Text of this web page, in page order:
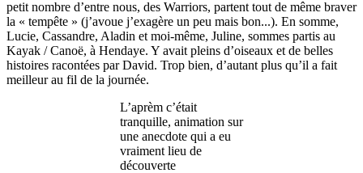
petit nombre d’entre nous, des Warriors, partent tout de même braver
la « tempête » (j’avoue j’exagère un peu mais bon...). En somme,
Lucie, Cassandre, Aladin et moi-même, Juline, sommes partis au
Kayak / Canoë, à Hendaye. Y avait pleins d’oiseaux et de belles
histoires racontées par David. Trop bien, d’autant plus qu’il a fait
meilleur au fil de la journée.
L’aprèm c’était
tranquille, animation sur
une anecdote qui a eu
vraiment lieu de
découverte